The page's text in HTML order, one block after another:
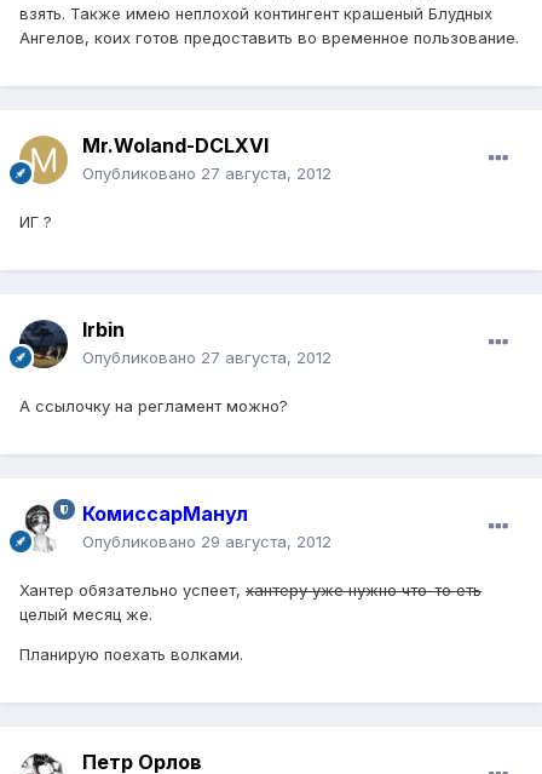
взять. Также имею неплохой контингент крашеный Блудных
Ангелов, коих готов предоставить во временное пользование.
Mr.Woland-DCLXVI
Опубликовано 27 августа, 2012
ИГ ?
Irbin
Опубликовано 27 августа, 2012
А ссылочку на регламент можно?
КомиссарМанул
Опубликовано 29 августа, 2012
Хантер обязательно успеет, хантеру уже нужно что-то еть
целый месяц же.
Планирую поехать волками.
Петр Орлов